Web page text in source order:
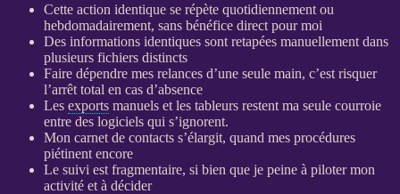
Cette action identique se répète quotidiennement ou
hebdomadairement, sans bénéfice direct pour moi
Des informations identiques sont retapées manuellement dans
plusieurs fichiers distincts
Faire dépendre mes relancesd’une seule main, c’est risquer
l’arrêt total en cas d’absence
Les exportsmanuels et les tableurs restent ma seule courroie
entre des logiciels qui s’ignorent.
Mon carnet de contacts s’élargit, quand mes procédures
piétinent encore
Le suivi est fragmentaire, si bien que je peine à pilotermon
activité et à décider